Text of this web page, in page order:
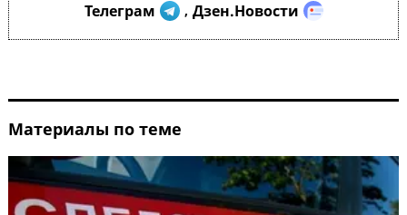
Телеграм , Дзен.Новости
Материалы по теме